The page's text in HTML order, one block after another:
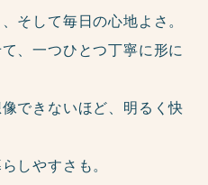
そして毎日の心地よさ。
、一つひとつ丁寧に形に
できないほど、明るく快
しやすさも。